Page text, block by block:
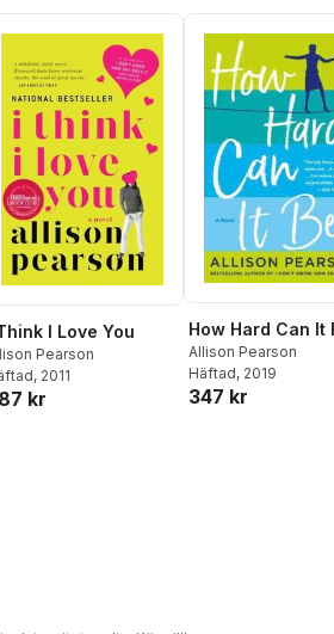
I Love You
Pearson
, 2011
kr
How Hard Can It
Allison Pearson
Häftad, 2019
347 kr